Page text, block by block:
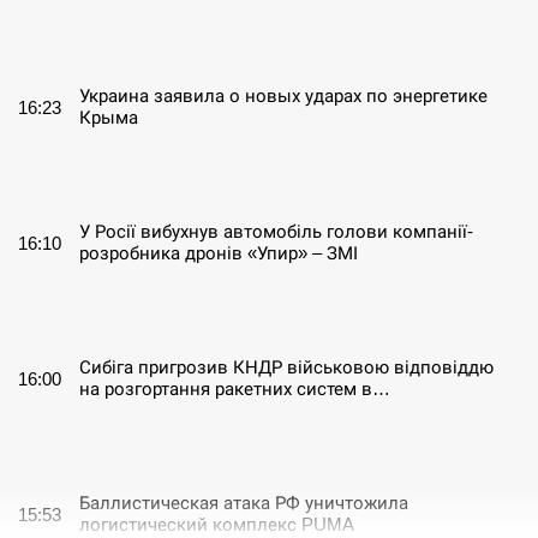
16:23
Украина заявила о новых ударах по энергетике
Крыма
16:10
У Росії вибухнув автомобіль голови компанії-
розробника дронів «Упир» – ЗМІ
16:00
Сибіга пригрозив КНДР військовою відповіддю
на розгортання ракетних систем в…
15:53
Баллистическая атака РФ уничтожила
логистический комплекс PUMA